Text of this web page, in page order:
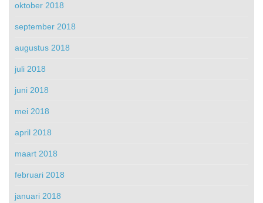
oktober 2018
september 2018
augustus 2018
juli 2018
juni 2018
mei 2018
april 2018
maart 2018
februari 2018
januari 2018